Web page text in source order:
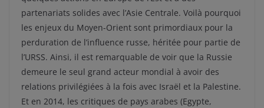
partenariats solides avec l’Asie Centrale. Voilà pourquoi
les enjeux du Moyen-Orient sont primordiaux pour la
perduration de l’influence russe, héritée pour partie de
l’URSS. Ainsi, il est remarquable de voir que la Russie
demeure le seul grand acteur mondial à avoir des
relations privilégiées à la fois avec Israël et la Palestine.
Et en 2014, les critiques de pays arabes (Egypte,